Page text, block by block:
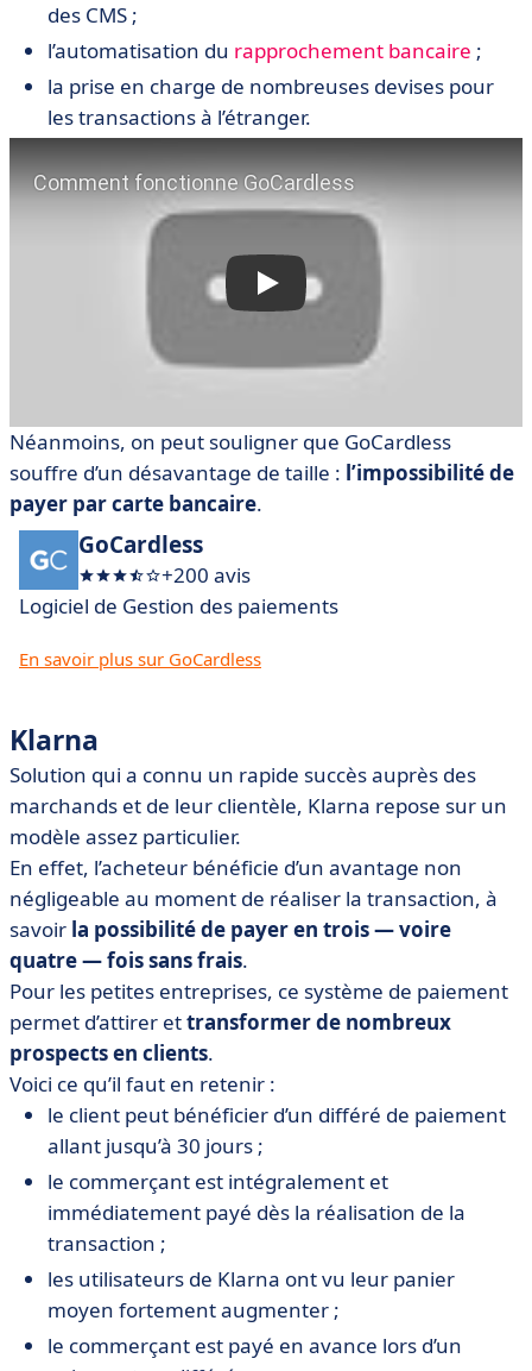
des CMS ;
l’automatisation du rapprochement bancaire ;
la prise en charge de nombreuses devises pour
les transactions à l’étranger.
Néanmoins, on peut souligner que GoCardless
souffre d’un désavantage de taille : l’impossibilité de
payer par carte bancaire.
GoCardless
+200 avis
Logiciel de Gestion des paiements
En savoir plus sur GoCardless
Klarna
Solution qui a connu un rapide succès auprès des
marchands et de leur clientèle, Klarna repose sur un
modèle assez particulier.
En effet, l’acheteur bénéficie d’un avantage non
négligeable au moment de réaliser la transaction, à
savoir la possibilité de payer en trois — voire
quatre — fois sans frais.
Pour les petites entreprises, ce système de paiement
permet d’attirer ettransformer de nombreux
prospects en clients.
Voici ce qu’il faut en retenir :
le client peut bénéficier d’un différé de paiement
allant jusqu’à 30 jours ;
le commerçant est intégralement et
immédiatement payé dès la réalisation de la
transaction ;
les utilisateurs de Klarna ont vu leur panier
moyen fortement augmenter ;
le commerçant est payé en avance lors d’un